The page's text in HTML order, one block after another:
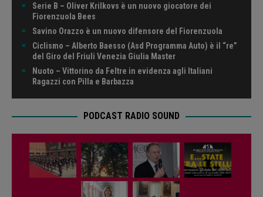
Serie B – Oliver Krilkovs è un nuovo giocatore dei
Fiorenzuola Bees
Savino Orazzo è un nuovo difensore del Fiorenzuola
Ciclismo – Alberto Baesso (Asd Programma Auto) è il “re”
del Giro del Friuli Venezia Giulia Master
Nuoto – Vittorino da Feltre in evidenza agli Italiani
Ragazzi con Pilla e Barbazza
PODCAST RADIO SOUND